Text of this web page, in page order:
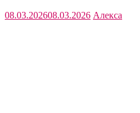
08.03.202608.03.2026 Алекса